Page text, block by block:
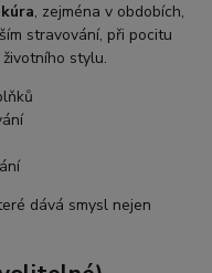
, zejména v obdobích,
stravování, při pocitu
stylu.
dává smysl nejen